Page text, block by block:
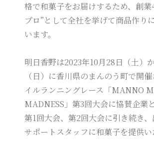
格で和菓子をお届けするため、創業
プロ”として全社を挙げて商品作り
います。
明日香野は2023年10月28日（土）
（日）に香川県のまんのう町で開
イルランニングレース「MANNO
MADNESS」第3回大会に協賛企業
第1回大会、第2回大会に引き続き
サポートスタッフに和菓子を提供い